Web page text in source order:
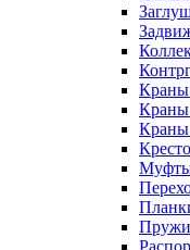
Краны
Краны